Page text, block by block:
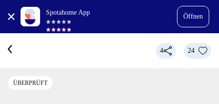
Spotahome App
Öffnen
4 24
ÜBERPRÜFT